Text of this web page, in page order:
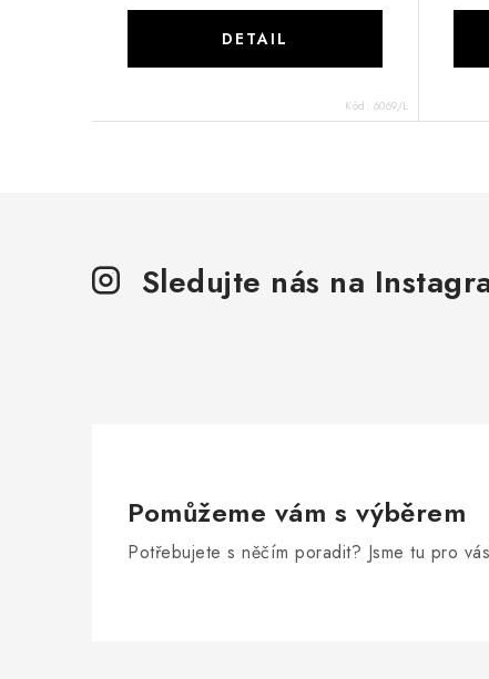
Kód: 6069/L
Sledujte nás na
Pomůžeme vám s výběrem
Potřebujete s něčím poradit? Jsme tu pro